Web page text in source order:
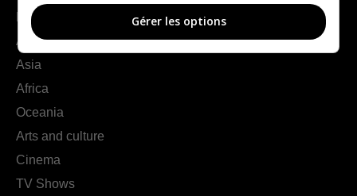
Europe
Americas
Asia
Africa
Oceania
Arts and culture
Cinema
TV Shows
Gérer les options